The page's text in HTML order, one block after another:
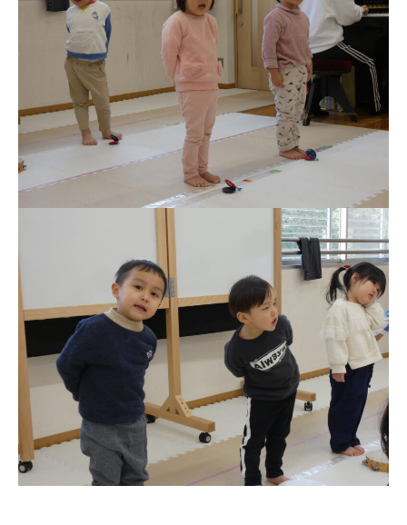
お知らせ
今日の幼稚園
園児募集要項
教職員募集
園のこと
安⼼・安全対策
給⾷
課外教室
理事長のことば
教育と保育
美⽊多幼稚園の理想
園の1⽇